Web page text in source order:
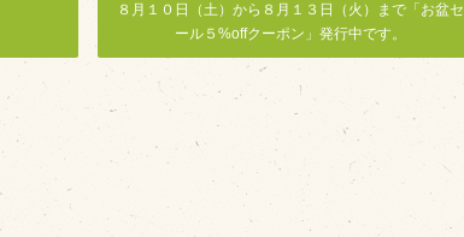
８月１０日（土）から８月１３日（火）まで「お盆セ
ール５%offクーポン」発行中です。